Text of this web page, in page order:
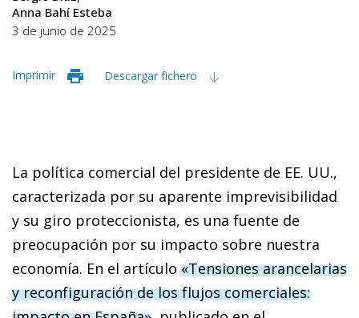
Anna Bahí Esteba
3 de junio de 2025
Imprimir Descargar fichero
La política comercial del presidente de EE. UU.,
caracterizada por su aparente imprevisibilidad
y su giro proteccionista, es una fuente de
preocupación por su impacto sobre nuestra
economía. En el artículo «Tensiones arancelarias
y reconfiguración de los flujos comerciales: